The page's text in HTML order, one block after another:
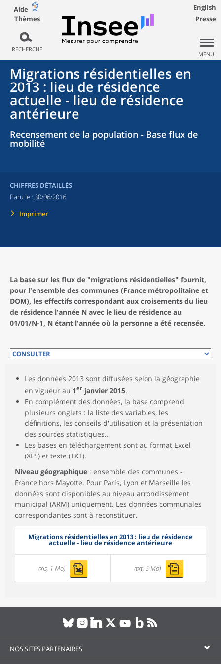
Aide
Thèmes
RECHERCHE
English
Presse
MENU
Migrations résidentielles en
2013 : lieu de résidence
actuelle - lieu de résidence
antérieure
Recensement de la population - Base flux de
mobilité
CHIFFRES DÉTAILLÉS
Paru le : 30/06/2016
Imprimer
La base sur les flux de "migrations résidentielles" fournit,
pour l'ensemble des communes (France métropolitaine et
DOM), les effectifs correspondant aux croisements du lieu
de résidence l'année N avec le lieu de résidence au
01/01/N-1, N étant l'année où la personne a été recensée.
Les données 2013 sont diffusées selon la géographie
en vigueur au 1er janvier 2015.
En complément des données, la base comprend
plusieurs onglets : la liste des variables, les
définitions, les conseils d'utilisation et la présentation
des sources statistiques..
Les bases en téléchargement sont au format Excel
(XLS) et texte (TXT).
Niveau géographique : ensemble des communes -
France hors Mayotte. Pour Paris, Lyon et Marseille les
données sont disponibles au niveau arrondissement
municipal (ARM) uniquement. Les données communales
correspondantes sont à reconstituer.
Migrations résidentielles en 2013 : lieu de résidence
actuelle - lieu de résidence antérieure
(xls, 1 Mo) (txt, 5 Mo)
NOS SITES PARTENAIRES